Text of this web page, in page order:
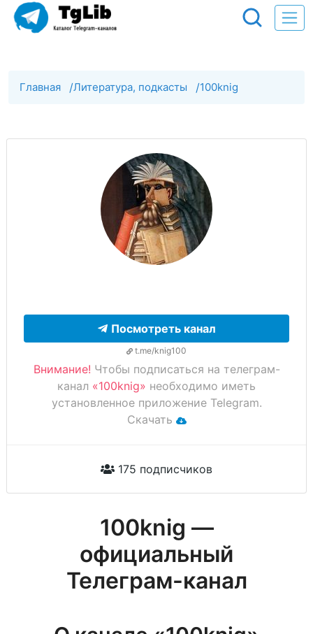
Главная /Литература, подкасты /100knig
Посмотреть канал
t.me/knig100
Внимание! Чтобы подписаться на телеграм-
канал «100knig» необходимо иметь
установленное приложение Telegram.
Скачать
175 подписчиков
100knig —
официальный
Телеграм-канал